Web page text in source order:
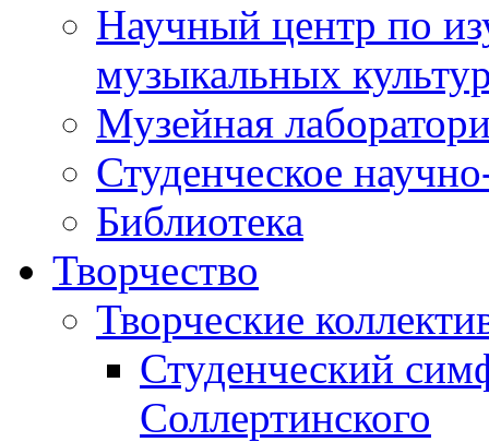
Научный центр по
музыкальных
Музейная
Студенческое
Библиотека
Творчество
Творческие
Студенческий
Соллертинского